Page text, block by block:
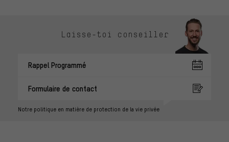
Laisse-toi conseiller
Rappel Programmé
Formulaire de contact
Notre politique en matière de protection de la vie privée